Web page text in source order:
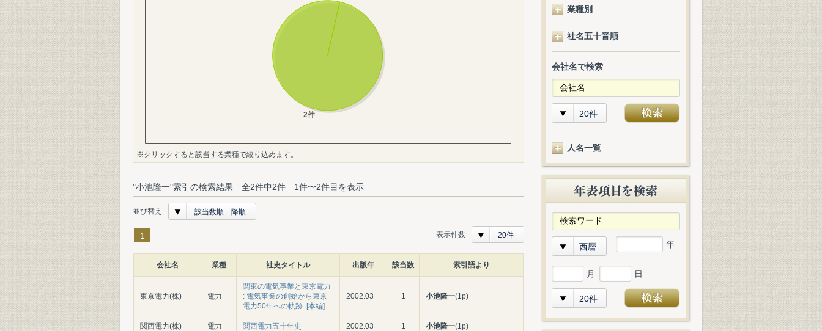
※クリックすると該当する業種で絞り込めます。
"小池隆一"索引の検索結果 全2件中2件 1件〜2件目を表示
並び替え 該当数順 降順
1 表示件数 20件
会社名 業種 社史タイトル 出版年 該当数 索引語より
東京電力(株) 電力
関東の電気事業と東京電力
: 電気事業の創始から東京
電力50年への軌跡. [本編]
2002.03 1 小池隆一(1p)
関西電力(株) 電力 関西電力五十年史 2002.03 1 小池隆一(1p)
業種別
社名五十音順
会社名で検索
20件
人名一覧
西暦 年
月 日
20件